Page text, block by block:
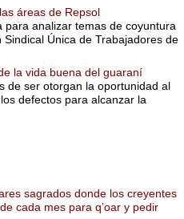
áreas de Repsol
para analizar temas de coyuntura
Única de Trabajadores de
la vida buena del guaraní
de ser otorgan la oportunidad al
defectos para alcanzar la
sagrados donde los creyentes
cada mes para q’oar y pedir